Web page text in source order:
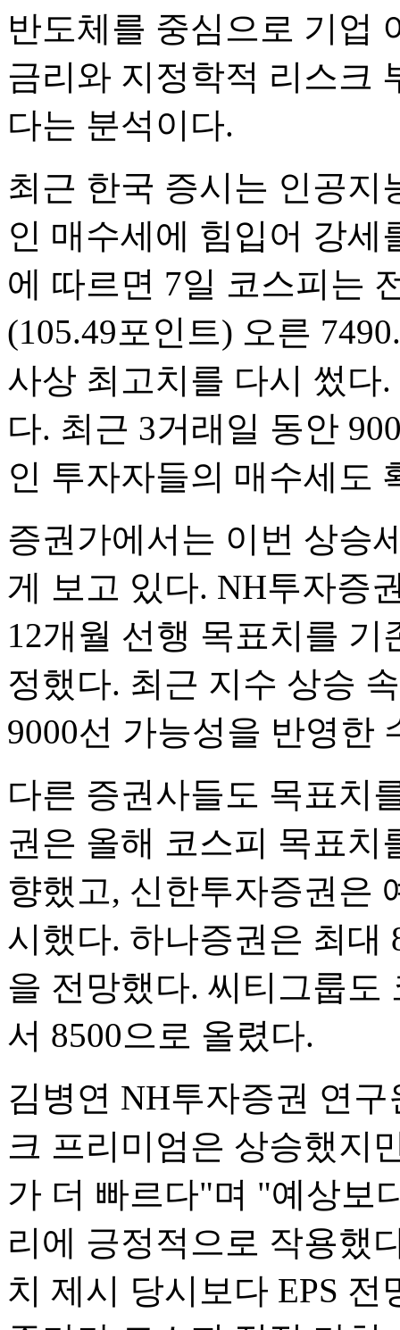
반도체를 중심으로 기업
금리와 지정학적 리스크
다는 분석이다.
최근 한국 증시는 인공
인 매수세에 힘입어 강
에 따르면 7일 코스피는
(105.49포인트) 오른
사상 최고치를 다시 썼다
다. 최근 3거래일 동안
인 투자자들의 매수세도
증권가에서는 이번 상승
게 보고 있다. NH투자증
12개월 선행 목표치를 기
정했다. 최근 지수 상승
9000선 가능성을 반영한
다른 증권사들도 목표치
권은 올해 코스피 목표치
향했고, 신한투자증권은
시했다. 하나증권은 최대
을 전망했다. 씨티그룹도
서 8500으로 올렸다.
김병연 NH투자증권 연
크 프리미엄은 상승했지
가 더 빠르다"며 "예상보
리에 긍정적으로 작용했
치 제시 당시보다 EPS